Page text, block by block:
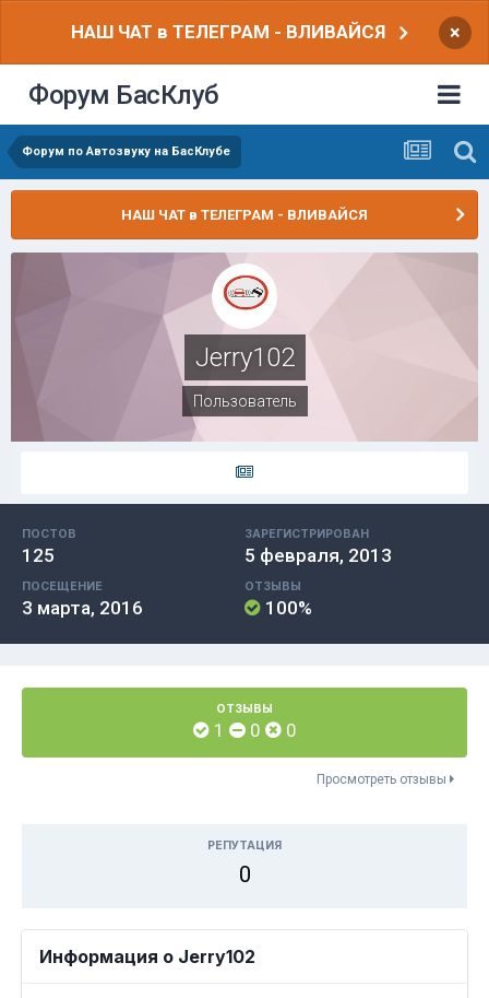
НАШ ЧАТ в ТЕЛЕГРАМ - ВЛИВАЙСЯ ×
Форум БасКлуб
Форум по Автозвуку на БасКлубе
НАШ ЧАТ в ТЕЛЕГРАМ - ВЛИВАЙСЯ
Jerry102
Пользователь
ПОСТОВ
125
ЗАРЕГИСТРИРОВАН
5 февраля, 2013
ПОСЕЩЕНИЕ
3 марта, 2016
ОТЗЫВЫ
100%
ОТЗЫВЫ
1 0 0
Просмотреть отзывы
РЕПУТАЦИЯ
0
Информация о Jerry102